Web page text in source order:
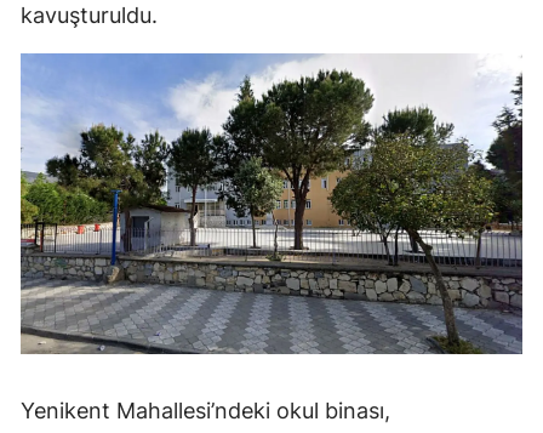
kavuşturuldu.
Yenikent Mahallesi’ndeki okul binası,